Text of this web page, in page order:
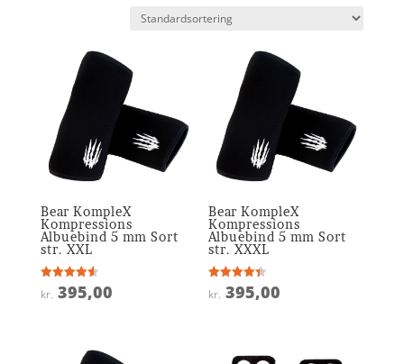
Bear KompleX
Kompressions
Albuebind 5 mm Sort
str. XXL
Vurderet
4.6
kr. 395,00
Bear KompleX
Kompressions
Albuebind 5 mm Sort
str. XXXL
Vurderet
4.4
kr. 395,00